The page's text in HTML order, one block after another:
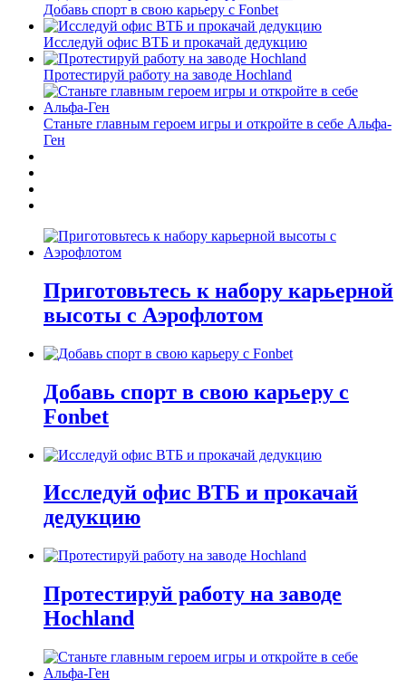
Добавь спорт в свою карьеру с Fonbet
Исследуй офис ВТБ и прокачай дедукцию
Протестируй работу на заводе Hochland
Станьте главным героем игры и откройте в себе Альфа-
Ген
Приготовьтесь к набору карьерной
высоты с Аэрофлотом
Добавь спорт в свою карьеру с
Fonbet
Исследуй офис ВТБ и прокачай
дедукцию
Протестируй работу на заводе
Hochland